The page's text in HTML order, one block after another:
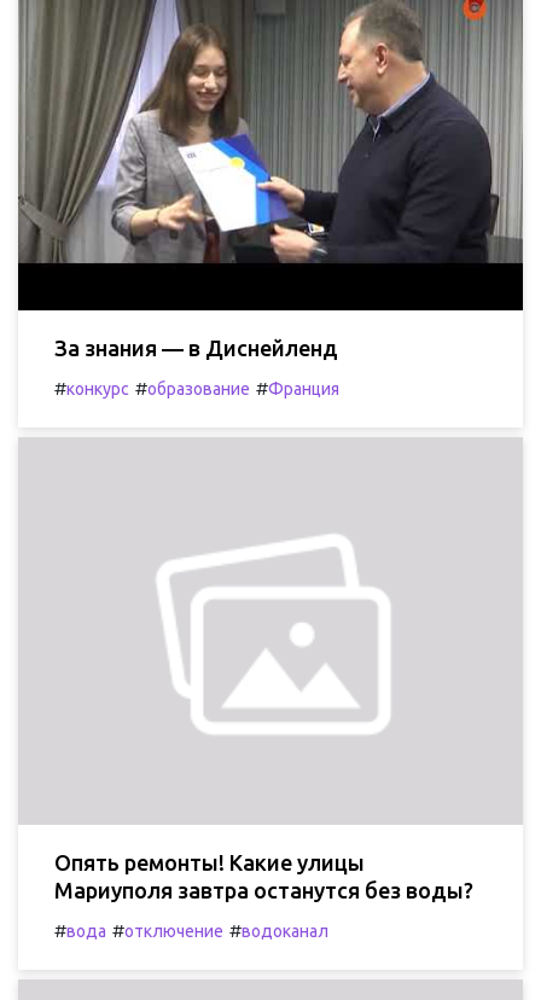
За знания — в Диснейленд
#конкурс #образование #Франция
Опять ремонты! Какие улицы
Мариуполя завтра останутся без воды?
#вода #отключение #водоканал